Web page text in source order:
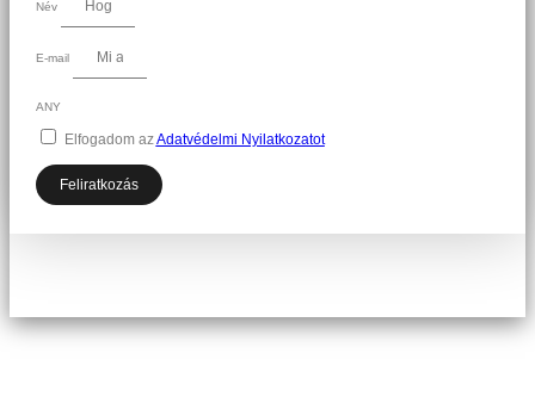
Név
E-mail
ANY
Elfogadom azAdatvédelmi Nyilatkozatot
Feliratkozás